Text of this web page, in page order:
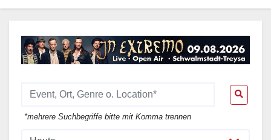
*mehrere Suchbegriffe bitte mit Komma trennen